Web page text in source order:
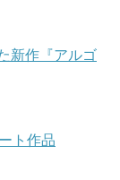
新作『アルゴ
ト作品